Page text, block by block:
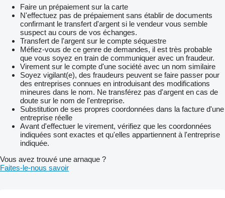
Faire un prépaiement sur la carte
N'effectuez pas de prépaiement sans établir de documents
confirmant le transfert d'argent si le vendeur vous semble
suspect au cours de vos échanges.
Transfert de l'argent sur le compte séquestre
Méfiez-vous de ce genre de demandes, il est très probable
que vous soyez en train de communiquer avec un fraudeur.
Virement sur le compte d'une société avec un nom similaire
Soyez vigilant(e), des fraudeurs peuvent se faire passer pour
des entreprises connues en introduisant des modifications
mineures dans le nom. Ne transférez pas d'argent en cas de
doute sur le nom de l'entreprise.
Substitution de ses propres coordonnées dans la facture d'une
entreprise réelle
Avant d'effectuer le virement, vérifiez que les coordonnées
indiquées sont exactes et qu'elles appartiennent à l'entreprise
indiquée.
Vous avez trouvé une arnaque ?
Faites-le-nous savoir